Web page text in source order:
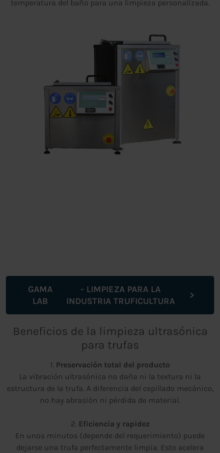
temperatura del baño para una limpieza personalizada.
GAMA
LAB
- LIMPIEZA PARA LA
INDUSTRIA TRUFICULTURA
Beneficios de la limpieza ultrasónica
para trufas
1. Preservación total del producto
La vibración ultrasónica no daña ni la textura ni la
estructura de la trufa. A diferencia del cepillado mecánico,
no hay abrasión ni pérdida de material.
2. Eficiencia y rapidez
En unos minutos (depende del requerimiento) puede
dejarse una trufa perfectamente limpia. Esto acelera